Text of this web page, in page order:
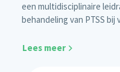
een multidisciplinaire
behandeling van PTSS bij
Lees meer